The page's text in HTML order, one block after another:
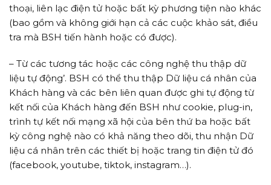
thoại, liên lạc điện tử hoặc bất kỳ phương tiện nào khác
(bao gồm và không giới hạn cả các cuộc khảo sát, điều
tra mà BSH tiến hành hoặc có được).
– Từ các tương tác hoặc các công nghệ thu thập dữ
liệu tự động’. BSH có thể thu thập Dữ liệu cá nhân của
Khách hàng và các bên liên quan được ghi tự động từ
kết nối của Khách hàng đến BSH như cookie, plug-in,
trình tự kết nối mạng xã hội của bên thứ ba hoặc bất
kỳ công nghệ nào có khả năng theo dõi, thu nhận Dữ
liệu cá nhân trên các thiết bị hoặc trang tin điện tử đó
(facebook, youtube, tiktok, instagram…).